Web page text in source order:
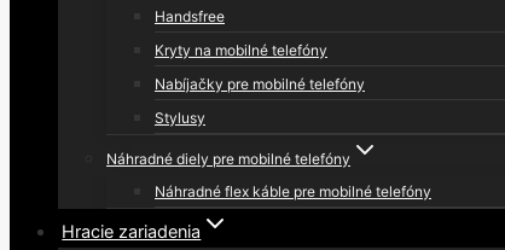
Handsfree
Kryty na mobilné telefóny
Nabíjačky pre mobilné telefóny
Stylusy
Náhradné diely pre mobilné telefóny
Náhradné flex káble pre mobilné telefóny
Hracie zariadenia